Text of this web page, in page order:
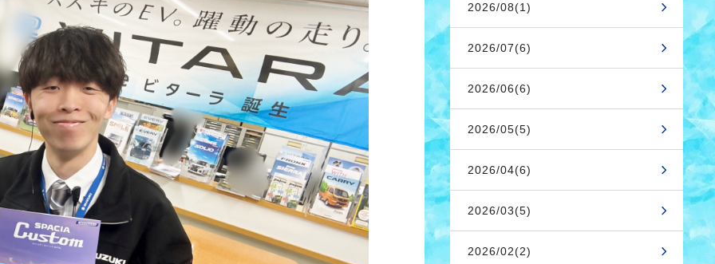
2026/08(1)
2026/07(6)
2026/06(6)
2026/05(5)
2026/04(6)
2026/03(5)
2026/02(2)